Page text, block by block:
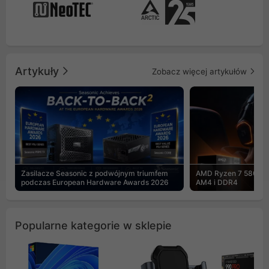
Artykuły Zobacz więcej artykułów
Zasilacze Seasonic z podwójnym triumfem
podczas European Hardware Awards 2026
AMD Ryzen 7
AM4 i DDR4
Popularne kategorie w sklepie